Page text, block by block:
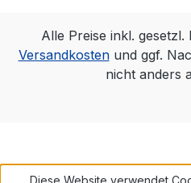
Alle Preise inkl.
Versandkostenund ggf.
nicht anders
Diese Website verwendet